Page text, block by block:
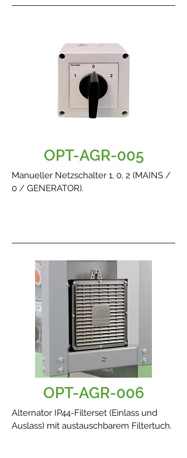
OPT-AGR-005
Manueller Netzschalter 1, 0, 2 (MAINS /
0 / GENERATOR).
OPT-AGR-006
Alternator IP44-Filterset (Einlass und
Auslass) mit austauschbarem Filtertuch.